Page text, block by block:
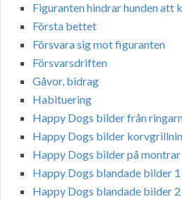
Figuranten hindrar hunden att
Första bettet
Försvara sig mot figuranten
Försvarsdriften
Gåvor, bidrag
Habituering
Happy Dogs bilder från
Happy Dogs bilder
Happy Dogs bilder på montrar
Happy Dogs blandade bilder
Happy Dogs blandade bilder